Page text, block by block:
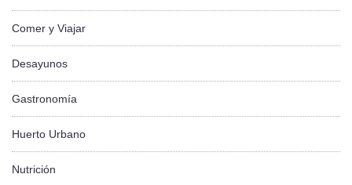
Comer y Viajar
Desayunos
Gastronomía
Huerto Urbano
Nutrición